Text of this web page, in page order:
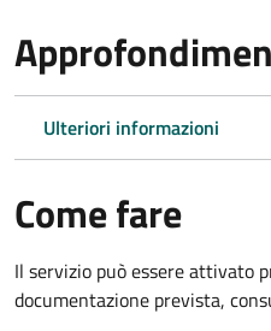
Ulteriori informazioni
Come fare
Il servizio può essere attivato
documentazione prevista,